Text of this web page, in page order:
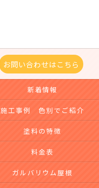
お問い合わせはこちら
新着情報
施工事例 色別でご紹介
塗料の特徴
料金表
ガルバリウム屋根